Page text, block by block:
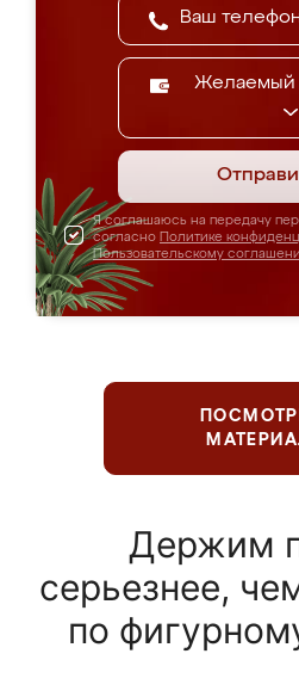
Желаемый
Я соглашаюсь на передачу
согласно Политике
Пользовательскому
Держим
серьезнее,
по